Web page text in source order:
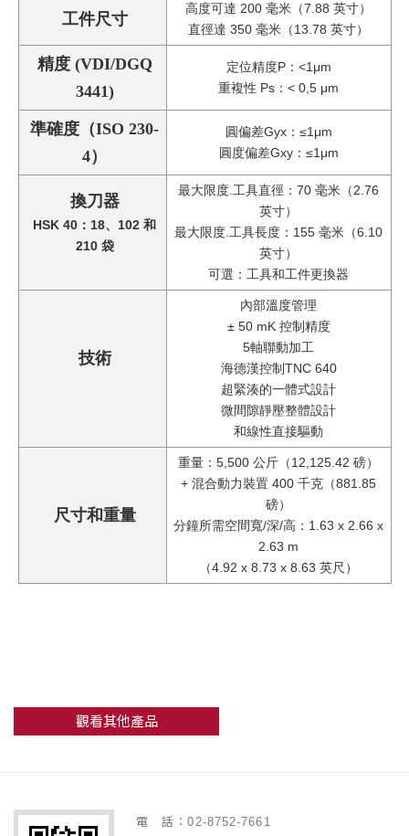
工件尺寸
高度可達 200 毫米（7.88 英寸）
直徑達 350 毫米（13.78 英寸）
精度 (VDI/DGQ
3441)
定位精度P：<1μm
重複性 Ps：< 0,5 μm
準確度（ISO 230-
4）
圓偏差Gyx：≤1μm
圓度偏差Gxy：≤1μm
換刀器
HSK 40：18、102 和
210 袋
最大限度.工具直徑：70 毫米（2.76
英寸）
最大限度.工具長度：155 毫米（6.10
英寸）
可選：工具和工件更換器
技術
內部溫度管理
± 50 mK 控制精度
5軸聯動加工
海德漢控制TNC 640
超緊湊的一體式設計
微間隙靜壓整體設計
和線性直接驅動
尺寸和重量
重量：5,500 公斤（12,125.42 磅）
+ 混合動力裝置 400 千克（881.85
磅）
分鐘所需空間寬/深/高：1.63 x 2.66 x
2.63 m
（4.92 x 8.73 x 8.63 英尺）
觀看其他產品
電 話：02-8752-7661